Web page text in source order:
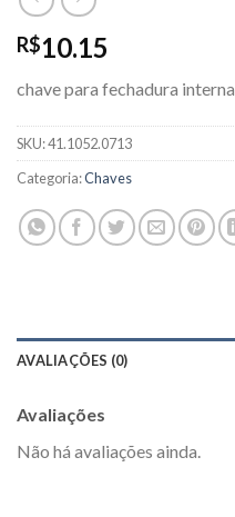
R$10.15
chave para fechadura interna
SKU:41.1052.0713
Categoria:Chaves
AVALIAÇÕES (0)
Avaliações
Não há avaliações ainda.